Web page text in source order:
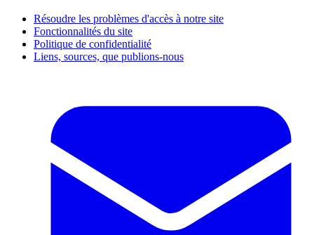
Résoudre les problèmes d'accès à notre site
Fonctionnalités du site
Politique de confidentialité
Liens, sources, que publions-nous